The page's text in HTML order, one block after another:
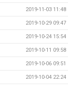
2019-11-03 11:48
2019-10-29 09:47
2019-10-24 15:54
2019-10-11 09:58
2019-10-06 09:51
2019-10-04 22:24